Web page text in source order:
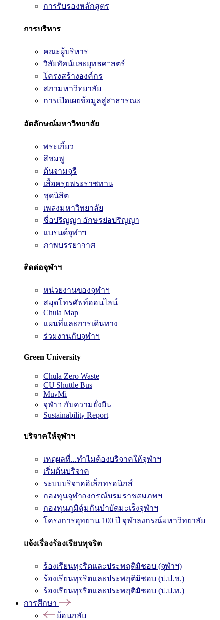
การรับรองหลักสูตร
การบริหาร
คณะผู้บริหาร
วิสัยทัศน์และยุทธศาสตร์
โครงสร้างองค์กร
สภามหาวิทยาลัย
การเปิดเผยข้อมูลสู่สาธารณะ
อัตลักษณ์มหาวิทยาลัย
พระเกี้ยว
สีชมพู
ต้นจามจุรี
เสื้อครุยพระราชทาน
ชุดนิสิต
เพลงมหาวิทยาลัย
ชื่อปริญญา อักษรย่อปริญญา
แบรนด์จุฬาฯ
ภาพบรรยากาศ
ติดต่อจุฬาฯ
หน่วยงานของจุฬาฯ
สมุดโทรศัพท์ออนไลน์
Chula Map
แผนที่และการเดินทาง
ร่วมงานกับจุฬาฯ
Green University
Chula Zero Waste
CU Shuttle Bus
MuvMi
จุฬาฯ กับความยั่งยืน
Sustainability Report
บริจาคให้จุฬาฯ
เหตุผลที่...ทำไมต้องบริจาคให้จุฬาฯ
เริ่มต้นบริจาค
ระบบบริจาคอิเล็กทรอนิกส์
กองทุนจุฬาลงกรณ์บรมราชสมภพฯ
กองทุนภูมิคุ้มกันบำบัดมะเร็งจุฬาฯ
โครงการอุทยาน 100 ปี จุฬาลงกรณ์มหาวิทยาลัย
แจ้งเรื่องร้องเรียนทุจริต
ร้องเรียนทุจริตและประพฤติมิชอบ (จุฬาฯ)
ร้องเรียนทุจริตและประพฤติมิชอบ (ป.ป.ช.)
ร้องเรียนทุจริตและประพฤติมิชอบ (ป.ป.ท.)
การศึกษา
ย้อนกลับ